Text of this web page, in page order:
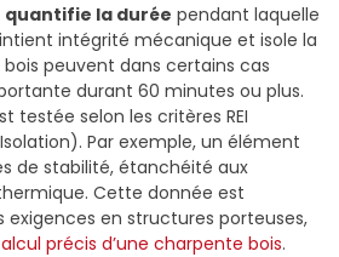
la durée pendant laquelle
intégrité mécanique et isole la
peuvent dans certains cas
durant 60 minutes ou plus.
testée selon les critères REI
Par exemple, un élément
de stabilité, étanchéité aux
Cette donnée est
en structures porteuses,
précis d’une charpente bois.